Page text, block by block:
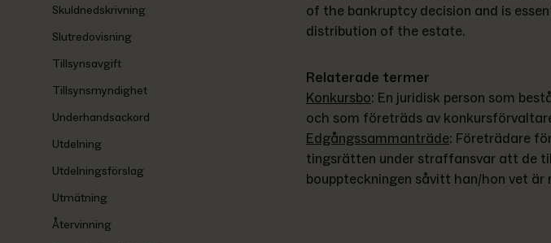
Skuldnedskrivning
Slutredovisning
Tillsynsavgift
Tillsynsmyndighet
Underhandsackord
Utdelning
Utdelningsförslag
Utmätning
Återvinning
of the bankruptcy decision and is
distribution of the estate.
Relaterade termer
Konkursbo: En juridisk person som
och som företräds av
Edgångssammanträde: Företrädare
tingsrätten under straffansvar att de
bouppteckningen såvitt han/hon vet är